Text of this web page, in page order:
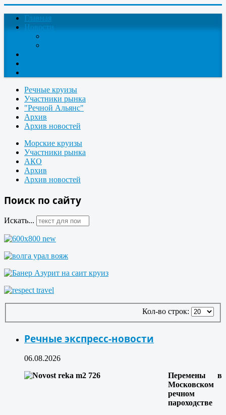
Главная
Новости
Речные круизы
Участники рынка
"Речной Альянс"
Архив
Архив новостей
Морские круизы
Участники рынка
АКО
Архив
Архив новостей
Поиск по сайту
Искать...
Кол-во строк:
Речные экспресс-новости
06.08.2026
Перемены в
Московском
речном
пароходстве